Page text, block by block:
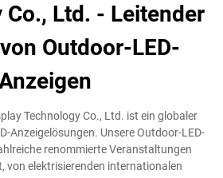
Ltd. - Leitender
Outdoor-LED-
Technology Co., Ltd. ist ein globaler
Anzeigelösungen. Unsere Outdoor-LED-
renommierte Veranstaltungen
von elektrisierenden internationalen